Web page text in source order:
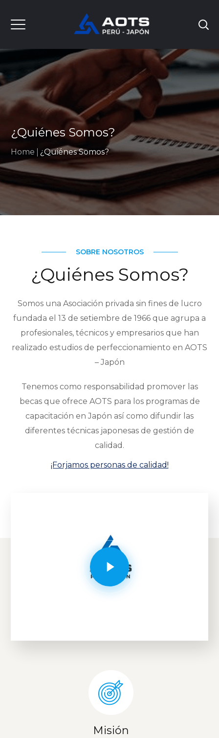
¿Quiénes Somos?
Home ¿Quiénes Somos?
SOBRE NOSOTROS
¿Quiénes Somos?
Somos una Asociación privada sin fines de lucro
fundada el 13 de setiembre de 1966 que agrupa a
profesionales, técnicos y empresarios que han
realizado estudios de perfeccionamiento en AOTS
– Japón
Tenemos como responsabilidad promover las
becas que ofrece AOTS para los programas de
capacitación en Japón así como difundir las
diferentes técnicas japonesas de gestión de
calidad.
¡Forjamos personas de calidad!
Misión